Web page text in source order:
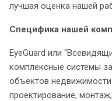
лучшая оценка нашей
Специфика нашей
EyeGuard или
комплексные системы
объектов недвижимости
проектирование,